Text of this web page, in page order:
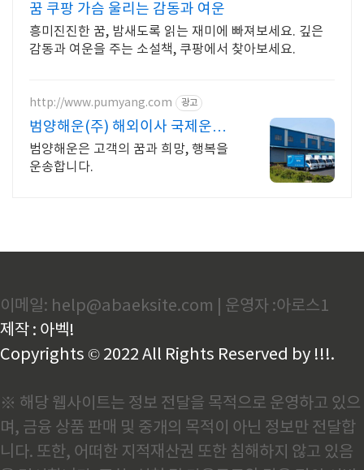
꿈 쿠팡 가슴 울리는 감동과 여운
흥미진진한 꿈, 밤새도록 읽는 재미에 빠져보세요. 깊은
감동과 여운을 주는 소설책, 쿠팡에서 찾아보세요.
http://www.pumyang.com 광고
범양해운(주) 해외이사 국제운송
의 해결사
범양해운은 고객의 꿈과 희망, 행복을
운송합니다.
이메일: help@abaeksite.com | 운영자 :아로스1
제작 : 아벡!
Copyrights © 2022 All Rights Reserved by !!!.
※ 해당 웹사이트는 정보 전달을 목적으로 운영하고 있으
며, 금융 상품 판매 및 중개의 목적이 아닌 정보만 전달합
니다. 또한, 어떠한 지적재산권 또한 침해하지 않고 있음